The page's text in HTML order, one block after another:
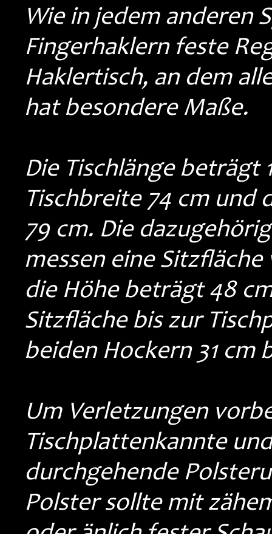
Wie in jedem anderen
Fingerhaklern feste
Haklertisch, an dem
hat besondere Maße.
Die Tischlänge beträgt
Tischbreite 74 cm und
79 cm. Die
messen eine
die Höhe beträgt 48
Sitzfläche bis zur
beiden Hockern 31 cm
Um Verletzungen
Tischplattenkannte
durchgehende
Polster sollte mit